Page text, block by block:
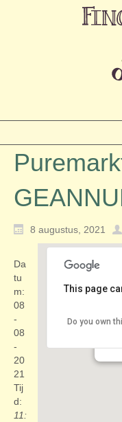
8 augustus, 2021
This page
Do you own
Da
tu
m:
08
-
08
-
20
21
Tij
d:
11: